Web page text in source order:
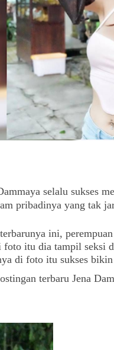
selalu sukses
pribadinya yang tak
ini,
itu dia tampil seksi
di foto itu sukses
terbaru Jena